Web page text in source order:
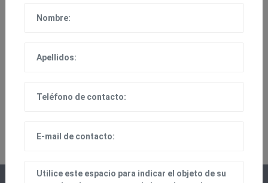
Contacto directo con el abogado especialista de tu